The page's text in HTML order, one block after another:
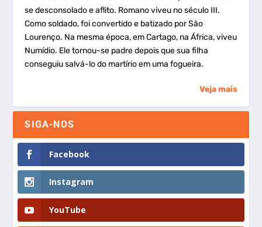
se desconsolado e aflito. Romano viveu no século III.
Como soldado, foi convertido e batizado por São
Lourenço. Na mesma época, em Cartago, na África, viveu
Numídio. Ele tornou-se padre depois que sua filha
conseguiu salvá-lo do martírio em uma fogueira.
Veja mais
SIGA-NOS
Facebook
Instagram
YouTube